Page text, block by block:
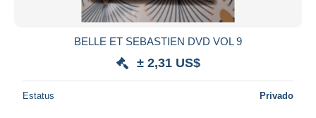
BELLE ET SEBASTIEN DVD VOL 9
± 2,31 US$
Estatus Privado